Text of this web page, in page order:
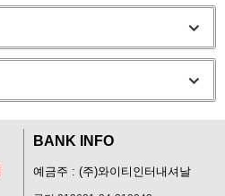
BANK INFO
예금주 : (주)와이티인터내셔날